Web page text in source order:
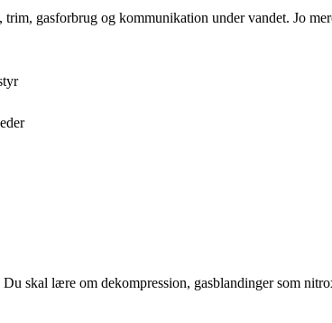
gasforbrug og kommunikation under vandet. Jo
skal lære om dekompression, gasblandinger som